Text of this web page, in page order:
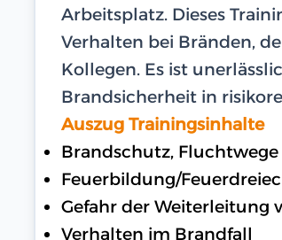
Arbeitsplatz. Dieses
Verhalten bei Bränden,
Kollegen. Es ist
Brandsicherheit in
Auszug Trainingsinhalte
Brandschutz,
Feuerbildung/
Gefahr der Weiterleitung
Verhalten im Brandfall